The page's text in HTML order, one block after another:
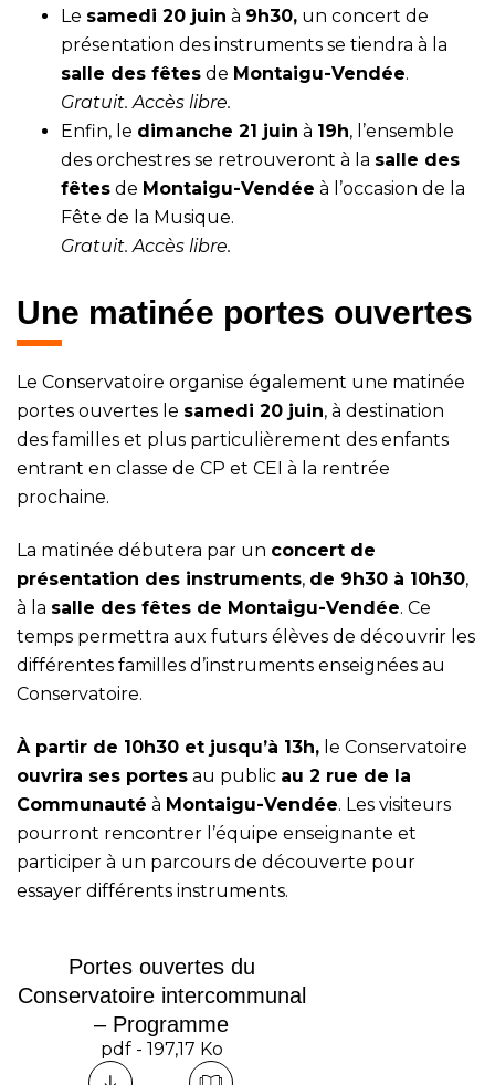
Le samedi 20 juin à 9h30, un concert de
présentation des instruments se tiendra à la
salle des fêtes de Montaigu-Vendée.
Gratuit. Accès libre.
Enfin, le dimanche 21 juin à 19h, l’ensemble
des orchestres se retrouveront à la salle des
fêtes de Montaigu-Vendée à l’occasion de la
Fête de la Musique.
Gratuit. Accès libre.
Une matinée portes ouvertes
Le Conservatoire organise également une matinée
portes ouvertes le samedi 20 juin, à destination
des familles et plus particulièrement des enfants
entrant en classe de CP et CEI à la rentrée
prochaine.
La matinée débutera par un concert de
présentation des instruments, de 9h30 à 10h30,
à la salle des fêtes de Montaigu-Vendée. Ce
temps permettra aux futurs élèves de découvrir les
différentes familles d’instruments enseignées au
Conservatoire.
À partir de 10h30 et jusqu’à 13h, le Conservatoire
ouvrira ses portes au public au 2 rue de la
Communauté à Montaigu-Vendée. Les visiteurs
pourront rencontrer l’équipe enseignante et
participer à un parcours de découverte pour
essayer différents instruments.
Portes ouvertes du
Conservatoire intercommunal
– Programme
pdf - 197,17 Ko